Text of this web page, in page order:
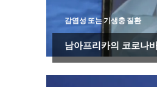
감염성 또는 기생충 질환
남아프리카의 코로나